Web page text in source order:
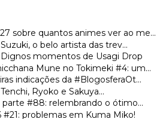
sobre quantos animes ver ao me...
o belo artista das trev...
momentos de Usagi Drop
Mune no Tokimeki #4: um...
indicações da #BlogosferaOt...
Ryoko e Sakuya...
parte #88: relembrando o ótimo...
#21: problemas em Kuma Miko!